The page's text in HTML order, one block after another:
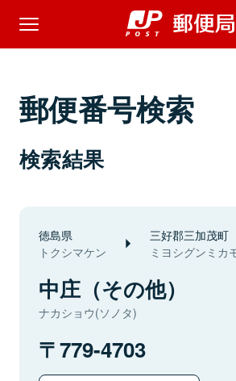
郵便番号検索
検索結果
徳島県
トクシマケン
三好郡三加茂町
ミヨシグンミカ
中庄（その他）
ナカショウ(ソノタ)
779-4703